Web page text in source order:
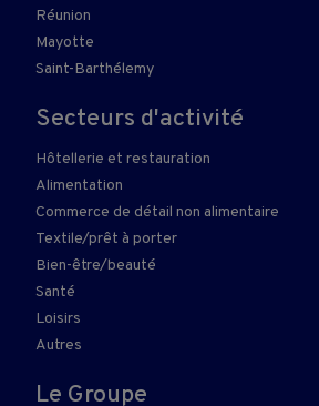
Réunion
Mayotte
Saint-Barthélemy
Secteurs d'activité
Hôtellerie et restauration
Alimentation
Commerce de détail non alimentaire
Textile/prêt à porter
Bien-être/beauté
Santé
Loisirs
Autres
Le Groupe